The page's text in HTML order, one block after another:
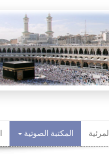
المكتبة الصوتية